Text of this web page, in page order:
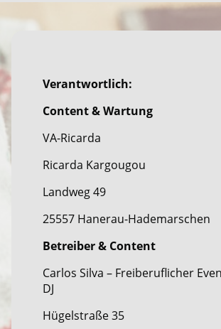
Verantwortlich:
Content & Wartung
VA-Ricarda
Ricarda Kargougou
Landweg 49
25557 Hanerau-Hademarschen
Betreiber & Content
Carlos Silva – Freiberuflicher
DJ
Hügelstraße 35